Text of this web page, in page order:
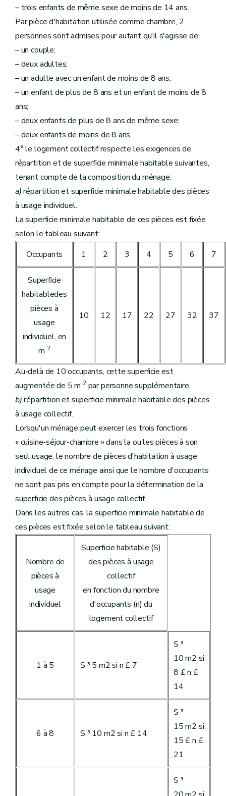
– trois enfants de même sexe de moins de 14 ans.
Par pièce d'habitation utilisée comme chambre, 2
personnes sont admises pour autant qu'il s'agisse de:
– un couple;
– deux adultes;
– un adulte avec un enfant de moins de 8 ans;
– un enfant de plus de 8 ans et un enfant de moins de 8
ans;
– deux enfants de plus de 8 ans de même sexe;
– deux enfants de moins de 8 ans.
4° le logement collectif respecte les exigences de
répartition et de superficie minimale habitable suivantes,
tenant compte de la composition du ménage:
a)répartition et superficie minimale habitable des pièces
à usage individuel.
La superficie minimale habitable de ces pièces est fixée
selon le tableau suivant:
Occupants
1 2 3 4 5 6 7
Superficie
habitabledes
pièces à
usage
individuel, en
m 2
10 12 17 22 27 32 37
Au-delà de 10 occupants, cette superficie est
augmentée de 5 m 2par personne supplémentaire.
b)répartition et superficie minimale habitable des pièces
à usage collectif.
Lorsqu'un ménage peut exercer les trois fonctions
« cuisine-séjour-chambre » dans la ou les pièces à son
seul usage, le nombre de pièces d'habitation à usage
individuel de ce ménage ainsi que le nombre d'occupants
ne sont pas pris en compte pour la détermination de la
superficie des pièces à usage collectif.
Dans les autres cas, la superficie minimale habitable de
ces pièces est fixée selon le tableau suivant:
Nombre de
pièces à
usage
individuel
Superficie habitable (S)
des pièces à usage
collectif
en fonction du nombre
d'occupants (n) du
logement collectif
1 à 5 S ³ 5 m2 si n £ 7
S ³
10 m2 si
8 £ n £
14
6 à 8 S ³ 10 m2 si n £ 14
S ³
15 m2 si
15 £ n £
21
S ³